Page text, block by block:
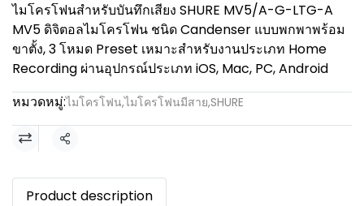
ไมโครโฟนสำหรับบันทึกเสียง SHURE MV5/A-G-LTG-A
MV5 ดิจิตอลไมโครโฟน ชนิด Candenser แบบพกพาพร้อม
ขาตั้ง, 3 โหมด Preset เหมาะสำหรับงานประเภท Home
Recording ผ่านอุปกรณ์ประเภท iOS, Mac, PC, Android
หมวดหมู่:ไมโครโฟน,ไมโครโฟนมีสาย,SHURE
แชร์
Product description